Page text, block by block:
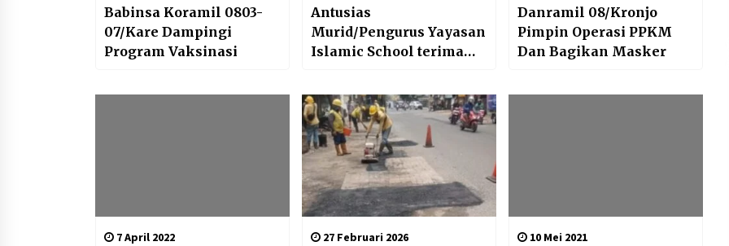
Babinsa Koramil 0803-
07/Kare Dampingi
Program Vaksinasi
Antusias
Murid/Pengurus Yayasan
Islamic School terima
0505/JT
Danramil 08/Kronjo
Pimpin Operasi PPKM
Dan Bagikan Masker
7 April 2022 27 Februari 2026 10 Mei 2021